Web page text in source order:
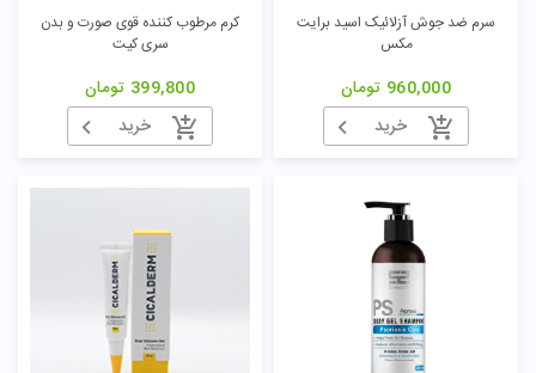
سرم ضد جوش آزلائیک اسید برایت
مکس
960,000 تومان
خرید
کرم مرطوب کننده قوی صورت و بدن
سری کیت
399,800 تومان
خرید